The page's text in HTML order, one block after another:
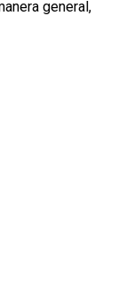
general,